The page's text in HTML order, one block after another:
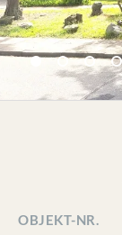
OBJEKT-NR.